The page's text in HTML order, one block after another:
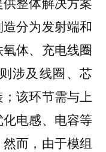
分为发射端和
体、充电线圈
涉及线圈、芯
该环节需与上
电感、电容等
而，由于模组